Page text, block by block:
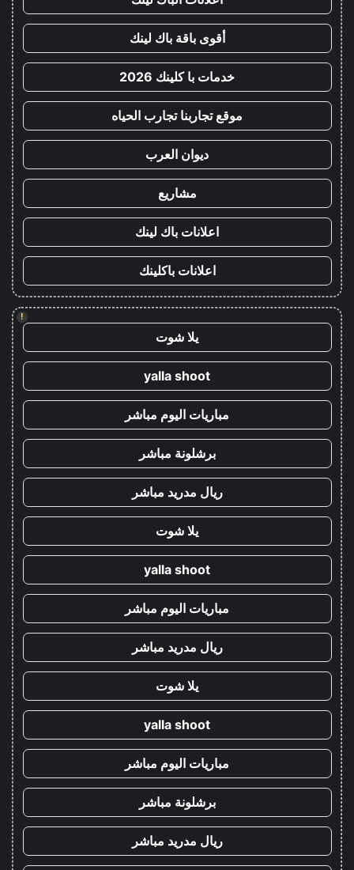
أقوى باقة باك لينك
خدمات با كلينك 2026
موقع تجاربنا تجارب الحياه
ديوان العرب
مشاريع
اعلانات باك لينك
اعلانات باكلينك
!
يلا شوت
yalla shoot
مباريات اليوم مباشر
برشلونة مباشر
ريال مدريد مباشر
يلا شوت
yalla shoot
مباريات اليوم مباشر
ريال مدريد مباشر
يلا شوت
yalla shoot
مباريات اليوم مباشر
برشلونة مباشر
ريال مدريد مباشر